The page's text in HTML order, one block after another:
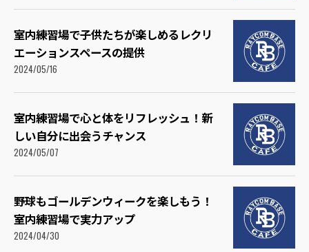
室内練習場で子供たちが楽しめるレクリ
エーションスペースの提供
2024/05/16
室内練習場で心と体をリフレッシュ！新
しい自分に出会うチャンス
2024/05/07
野球もゴールデンウィークを楽しもう！
室内練習場で実力アップ
2024/04/30